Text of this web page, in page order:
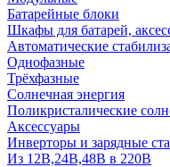
Батарейные блоки
Шкафы для батарей,
Автоматические
Однофазные
Трёхфазные
Солнечная энергия
Поликристалические
Аксессуары
Инверторы и зарядные
Из 12В,24В,48В в 220В